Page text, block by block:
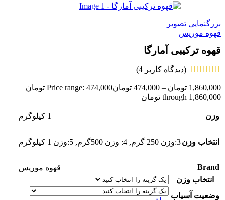
بزرگنمایی تصویر
قهوه موریس
قهوه ترکیبی آمارگا
(دیدگاه کاربر 4
)
1,860,000 تومان –
474,000 تومان
Price range: 474,000 تومان
through 1,860,000 تومان
وزن 1 کیلوگرم
انتخاب وزن3:وزن 250 گرم , 4: وزن 500گرم , 5:وزن 1 کیلوگرم
Brand
قهوه موریس
انتخاب وزن
وضعیت آسیاب